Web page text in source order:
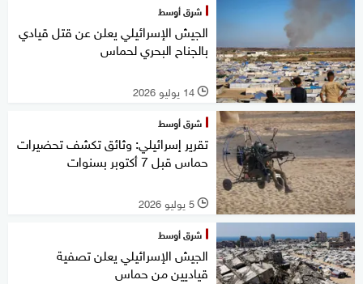
شرق أوسط
الجيش الإسرائيلي يعلن عن قتل قيادي
بالجناح البحري لحماس
l 14 يوليو 2026
شرق أوسط
تقرير إسرائيلي: وثائق تكشف تحضيرات
حماس قبل 7 أكتوبر بسنوات
l 5 يوليو 2026
شرق أوسط
الجيش الإسرائيلي يعلن تصفية
قياديين من حماس